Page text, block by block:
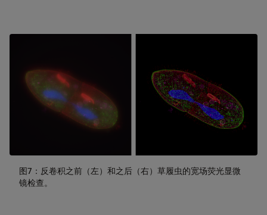
图7：反卷积之前（左）和之后（右）草履虫的宽场荧光显微
镜检查。